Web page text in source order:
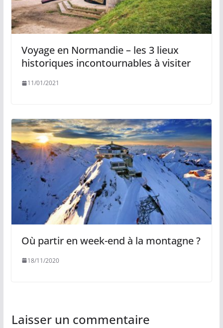
Voyage en Normandie – les 3 lieux
historiques incontournables à visiter
11/01/2021
Où partir en week-end à la montagne ?
18/11/2020
Laisser un commentaire